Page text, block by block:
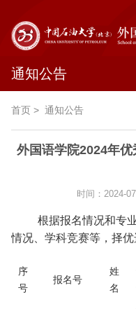
通知公告
首页 > 通知公告
外国语学院2024年
时间：2024-
根据报名情况和专
情况、学科竞赛等，择优
序
号
报名号
姓
名